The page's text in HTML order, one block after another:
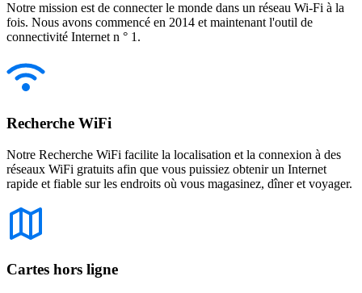
Notre mission est de connecter le monde dans un réseau Wi-Fi à la
fois. Nous avons commencé en 2014 et maintenant l'outil de
connectivité Internet n ° 1.
Recherche WiFi
Notre Recherche WiFi facilite la localisation et la connexion à des
réseaux WiFi gratuits afin que vous puissiez obtenir un Internet
rapide et fiable sur les endroits où vous magasinez, dîner et voyager.
Cartes hors ligne